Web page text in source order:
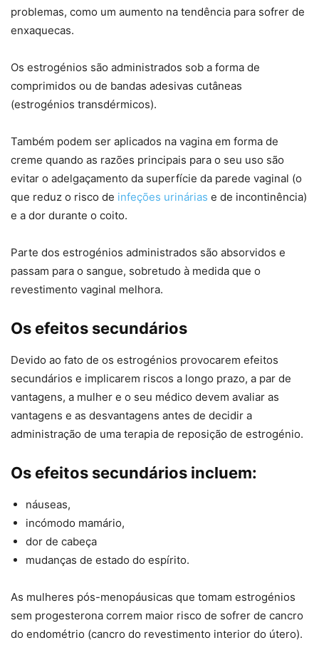
problemas, como um aumento na tendência para sofrer de
enxaquecas.
Os estrogénios são administrados sob a forma de
comprimidos ou de bandas adesivas cutâneas
(estrogénios transdérmicos).
Também podem ser aplicados na vagina em forma de
creme quando as razões principais para o seu uso são
evitar o adelgaçamento da superfície da parede vaginal (o
que reduz o risco de infeções urinárias e de incontinência)
e a dor durante o coito.
Parte dos estrogénios administrados são absorvidos e
passam para o sangue, sobretudo à medida que o
revestimento vaginal melhora.
Os efeitos secundários
Devido ao fato de os estrogénios provocarem efeitos
secundários e implicarem riscos a longo prazo, a par de
vantagens, a mulher e o seu médico devem avaliar as
vantagens e as desvantagens antes de decidir a
administração de uma terapia de reposição de estrogénio.
Os efeitos secundários incluem:
náuseas,
incómodo mamário,
dor de cabeça
mudanças de estado do espírito.
As mulheres pós-menopáusicas que tomam estrogénios
sem progesterona correm maior risco de sofrer de cancro
do endométrio (cancro do revestimento interior do útero).